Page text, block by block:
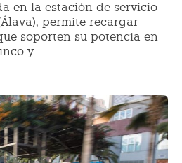
en la estación de servicio
permite recargar
soporten su potencia en
y